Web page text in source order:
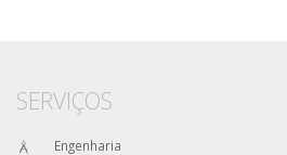
SERVIÇOS
Engenharia